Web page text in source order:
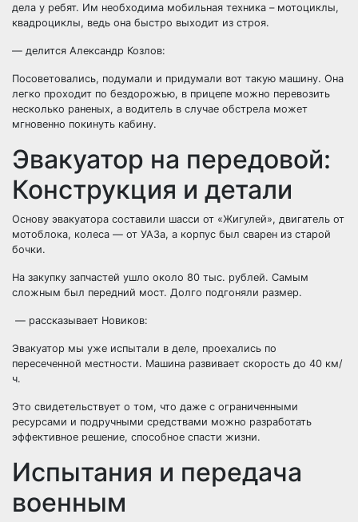
дела у ребят. Им необходима мобильная техника – мотоциклы,
квадроциклы, ведь она быстро выходит из строя.
— делится Александр Козлов:
Посоветовались, подумали и придумали вот такую машину. Она
легко проходит по бездорожью, в прицепе можно перевозить
несколько раненых, а водитель в случае обстрела может
мгновенно покинуть кабину.
Эвакуатор на передовой:
Конструкция и детали
Основу эвакуатора составили шасси от «Жигулей», двигатель от
мотоблока, колеса — от УАЗа, а корпус был сварен из старой
бочки.
На закупку запчастей ушло около 80 тыс. рублей. Самым
сложным был передний мост. Долго подгоняли размер.
— рассказывает Новиков:
Эвакуатор мы уже испытали в деле, проехались по
пересеченной местности. Машина развивает скорость до 40 км/
ч.
Это свидетельствует о том, что даже с ограниченными
ресурсами и подручными средствами можно разработать
эффективное решение, способное спасти жизни.
Испытания и передача
военным